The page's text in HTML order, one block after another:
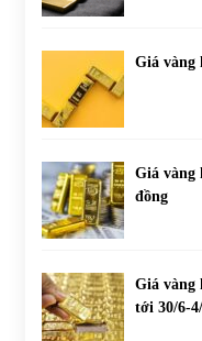
Giá vàng
Giá vàng
đồng
Giá vàng
tới 30/6-